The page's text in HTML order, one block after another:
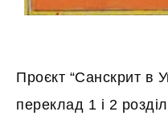
Проєкт “Санскрит в
переклад 1 і 2